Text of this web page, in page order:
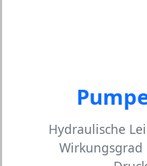
Hydraulische
Wirkungsgrad